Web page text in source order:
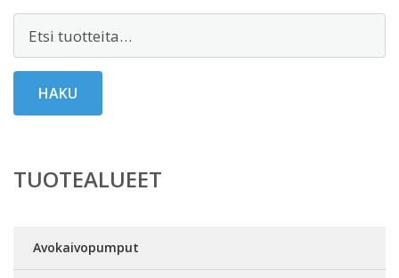
HAKU
TUOTEALUEET
Avokaivopumput